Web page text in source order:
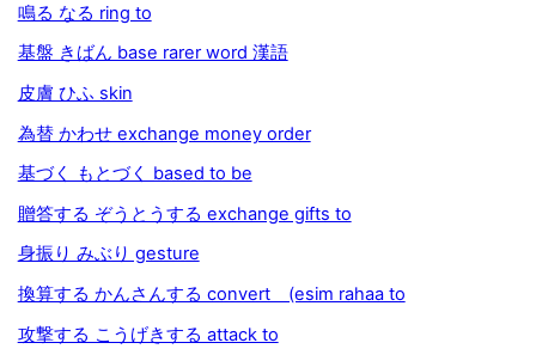
鳴る なる ring to
基盤 きばん base rarer word 漢語
皮膚 ひふ skin
為替 かわせ exchange money order
基づく もとづく based to be
贈答する ぞうとうする exchange gifts to
身振り みぶり gesture
換算する かんさんする convert (esim rahaa to
攻撃する こうげきする attack to